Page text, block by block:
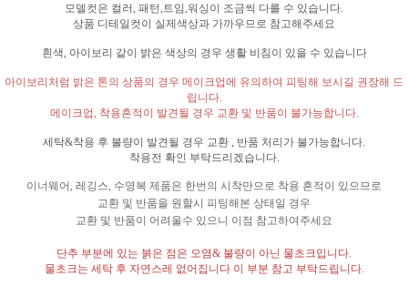
모델컷은 컬러 패턴 트임 워싱이 조금씩 다를 수 있습니다
상품 디테일컷이 실제색상과 가까우므로 참고해주세요
흰색 아이보리 같이 밝은 색상의 경우 생활 비침이 있을 수 있습니다
아이보리처럼 밝은 톤의 상품의 경우 메이크업에 유의하여 피팅해 보시길 권장해 드
립니다.
메이크업
착용흔적이 발견될 경우 교환 및 반품이 불가능합니다.
세탁&착용 후 불량이 발견될 경우 교환 반품 처리가 불가능합니다
착용전 확인 부탁드리겠습니다.
이너웨어 레깅스 수영복 제품은 한번의 시착만으로 착용 흔적이 있으므로
교환 및 반품을 원할시 피팅해본 상태일 경우
교환 및 반품이 어려울수 있으니 이점 참고하여주세요
단추 부분에 있는 붉은 점은 오염& 불량이 아닌 물초크입니다
물초크는 세탁 후 자연스레 없어집니다 이 부분 참고 부탁드립니다.